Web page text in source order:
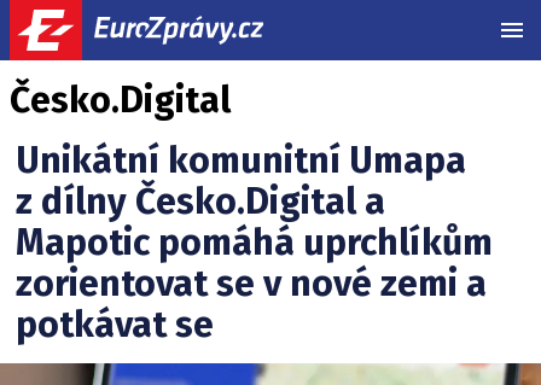
Česko.Digital
Unikátní komunitní Umapa
z dílny Česko.Digital a
Mapotic pomáhá uprchlíkům
zorientovat se v nové zemi a
potkávat se